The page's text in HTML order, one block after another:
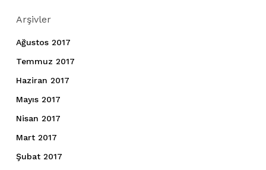
Arşivler
Ağustos 2017
Temmuz 2017
Haziran 2017
Mayıs 2017
Nisan 2017
Mart 2017
Şubat 2017